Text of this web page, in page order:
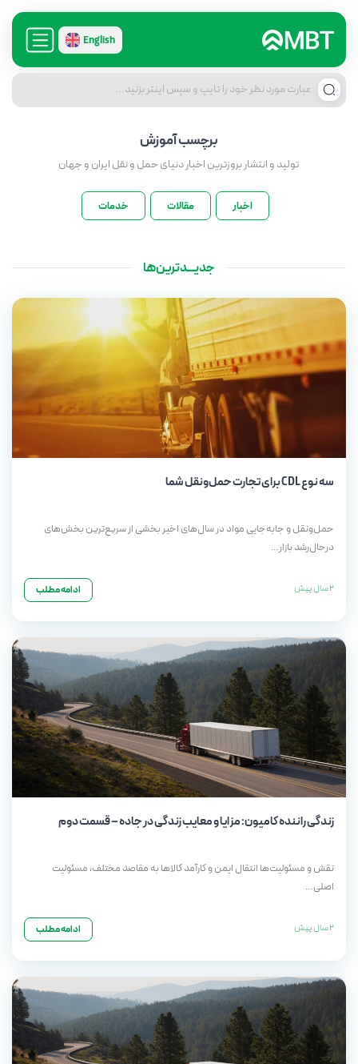
English
برچسبآموزش
تولید و انتشار بروزترین اخبار دنیای حمل و نقل ایران و جهان
اخبار مقالات خدمات
جدیـــدترین‌ها
سه نوع CDL برای تجارت حمل‌ونقل شما
حمل‌ونقل و جابه‌جایی مواد در سال‌های اخیر بخشی از سریع‌ترین بخش‌های
درحال‌رشد بازار…
2 سال پیش ادامه مطلب
زندگی راننده کامیون: مزایا و معایب زندگی در جاده – قسمت دوم
نقش و مسئولیت‌ها انتقال ایمن و کارآمد کالاها به مقاصد مختلف، مسئولیت
اصلی…
2 سال پیش ادامه مطلب